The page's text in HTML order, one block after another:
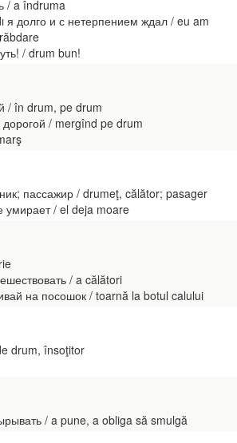
/ a îndruma
я долго и с нетерпением ждал / eu am
/ drum bun!
/ în drum, pe drum
/ mergînd pe drum
пассажир / drumeţ, călător; pasager
умирает / el deja moare
/ a călători
на посошок / toarnă la botul calului
drum, însoţitor
/ a pune, a obliga să smulgă